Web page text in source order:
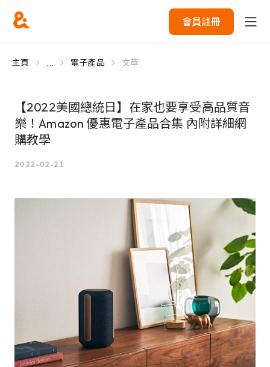
會員註冊
主頁 ... 電子產品 文章
【2022美國總統日】在家也要享受高品質音
樂！Amazon 優惠電子產品合集 內附詳細網
購教學
2022-02-21